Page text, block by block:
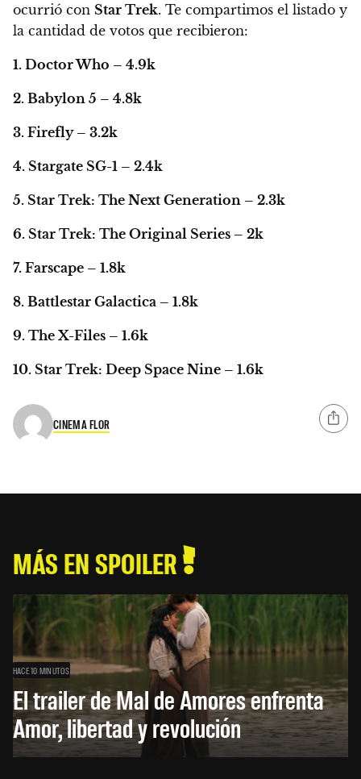
ocurrió con Star Trek. Te compartimos el listado y
la cantidad de votos que recibieron:
1. Doctor Who – 4.9k
2. Babylon 5 – 4.8k
3. Firefly – 3.2k
4. Stargate SG-1 – 2.4k
5. Star Trek: The Next Generation – 2.3k
6. Star Trek: The Original Series – 2k
7. Farscape – 1.8k
8. Battlestar Galactica – 1.8k
9. The X-Files – 1.6k
10. Star Trek: Deep Space Nine – 1.6k
CINEMA FLOR
MÁS EN SPOILER
HACE 10 MINUTOS
El trailer de Mal de Amores enfrenta
Amor, libertad y revolución